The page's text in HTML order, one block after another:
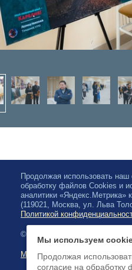
Продолжая использовать наш
обработку файлов Cookies и
аналитики
(119021, Москва, ул. Льва
Политикой
© 2026, Karelian State
Map of site
Мы используем
Продолжая
согласие на обработку